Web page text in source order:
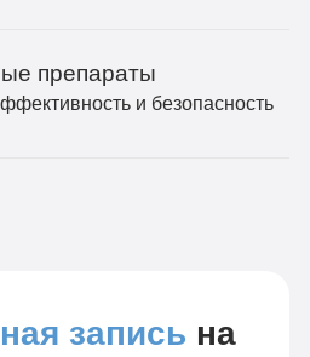
препараты
и безопасность
запись на